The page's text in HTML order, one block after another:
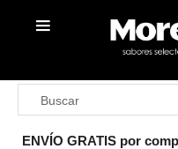
ENVÍO GRATIS por